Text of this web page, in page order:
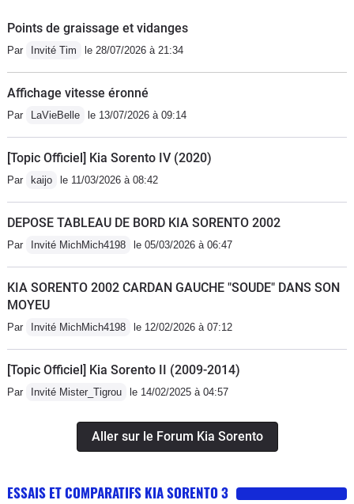
Points de graissage et vidanges
Par Invité Tim le 28/07/2026 à 21:34
Affichage vitesse éronné
Par LaVieBelle le 13/07/2026 à 09:14
[Topic Officiel] Kia Sorento IV (2020)
Par kaijo le 11/03/2026 à 08:42
DEPOSE TABLEAU DE BORD KIA SORENTO 2002
Par Invité MichMich4198 le 05/03/2026 à 06:47
KIA SORENTO 2002 CARDAN GAUCHE "SOUDE" DANS SON
MOYEU
Par Invité MichMich4198 le 12/02/2026 à 07:12
[Topic Officiel] Kia Sorento II (2009-2014)
Par Invité Mister_Tigrou le 14/02/2025 à 04:57
Aller sur le Forum Kia Sorento
ESSAIS ET COMPARATIFS KIA SORENTO 3